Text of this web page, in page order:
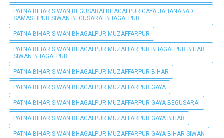
PATNA BIHAR SIWAN BEGUSARAI BHAGALPUR GAYA JAHANABAD
SAMASTIPUR SIWAN BEGUSARAI BHAGALPUR
PATNA BIHAR SIWAN BHAGALPUR MUZAFFARPUR
PATNA BIHAR SIWAN BHAGALPUR MUZAFFARPUR BHAGALPUR BIHAR
SIWAN BHAGALPUR
PATNA BIHAR SIWAN BHAGALPUR MUZAFFARPUR BIHAR
PATNA BIHAR SIWAN BHAGALPUR MUZAFFARPUR GAYA
PATNA BIHAR SIWAN BHAGALPUR MUZAFFARPUR GAYA BEGUSARAI
PATNA BIHAR SIWAN BHAGALPUR MUZAFFARPUR GAYA BIHAR
PATNA BIHAR SIWAN BHAGALPUR MUZAFFARPUR GAYA BIHAR SIWAN